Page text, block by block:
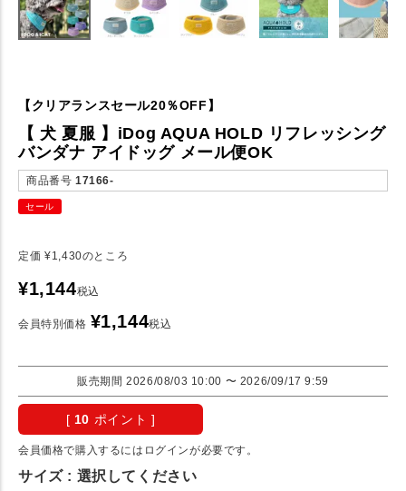
【クリアランスセール20％OFF】
【 犬 夏服 】iDog AQUA HOLD リフレッシング
バンダナ アイドッグ メール便OK
商品番号 17166-
セール
定価 ¥1,430のところ
¥1,144税込
会員特別価格 ¥1,144税込
販売期間 2026/08/03 10:00 〜 2026/09/17 9:59
[ 10 ポイント ]
会員価格で購入するにはログインが必要です。
サイズ 選択してください